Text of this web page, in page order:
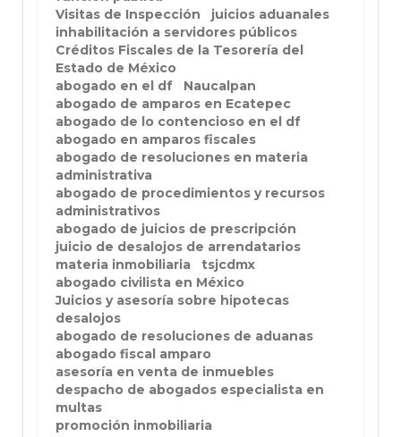
Visitas de Inspección
juicios aduanales
inhabilitación a servidores públicos
Créditos Fiscales de la Tesorería del
Estado de México
abogado en el df
Naucalpan
abogado de amparos en Ecatepec
abogado de lo contencioso en el df
abogado en amparos fiscales
abogado de resoluciones en materia
administrativa
abogado de procedimientos y recursos
administrativos
abogado de juicios de prescripción
juicio de desalojos de arrendatarios
materia inmobiliaria
tsjcdmx
abogado civilista en México
Juicios y asesoría sobre hipotecas
desalojos
abogado de resoluciones de aduanas
abogado fiscal amparo
asesoría en venta de inmuebles
despacho de abogados especialista en
multas
promoción inmobiliaria